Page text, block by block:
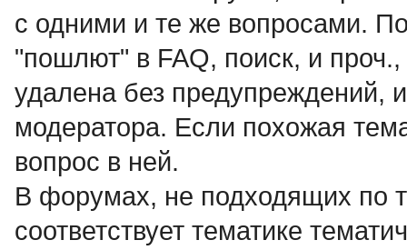
с одними и те же вопросами.
"пошлют" в FAQ, поиск, и
удалена без предупреждений,
модератора. Если похожая
вопрос в ней.
В форумах, не подходящих по
соответствует тематике